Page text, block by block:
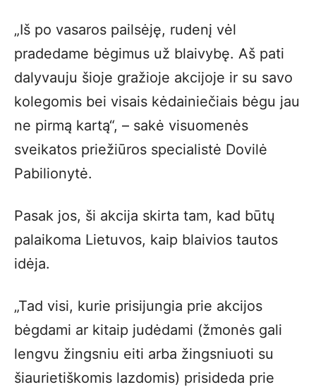
„Iš po vasaros pailsėję, rudenį vėl
pradedame bėgimus už blaivybę. Aš pati
dalyvauju šioje gražioje akcijoje ir su savo
kolegomis bei visais kėdainiečiais bėgu jau
ne pirmą kartą“, – sakė visuomenės
sveikatos priežiūros specialistė Dovilė
Pabilionytė.
Pasak jos, ši akcija skirta tam, kad būtų
palaikoma Lietuvos, kaip blaivios tautos
idėja.
„Tad visi, kurie prisijungia prie akcijos
bėgdami ar kitaip judėdami (žmonės gali
lengvu žingsniu eiti arba žingsniuoti su
šiaurietiškomis lazdomis) prisideda prie